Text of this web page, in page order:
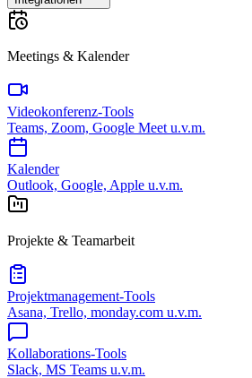
Meetings & Kalender
Videokonferenz-Tools
Teams, Zoom, Google Meet u.v.m.
Kalender
Outlook, Google, Apple u.v.m.
Projekte & Teamarbeit
Projektmanagement-Tools
Asana, Trello, monday.com u.v.m.
Kollaborations-Tools
Slack, MS Teams u.v.m.